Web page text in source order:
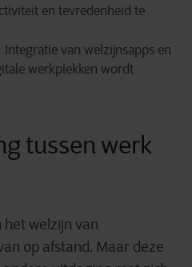
en tevredenheid te
: Integratie van welzijnsapps en
werkplekken wordt
tussen werk
het welzijn van
op afstand. Maar deze